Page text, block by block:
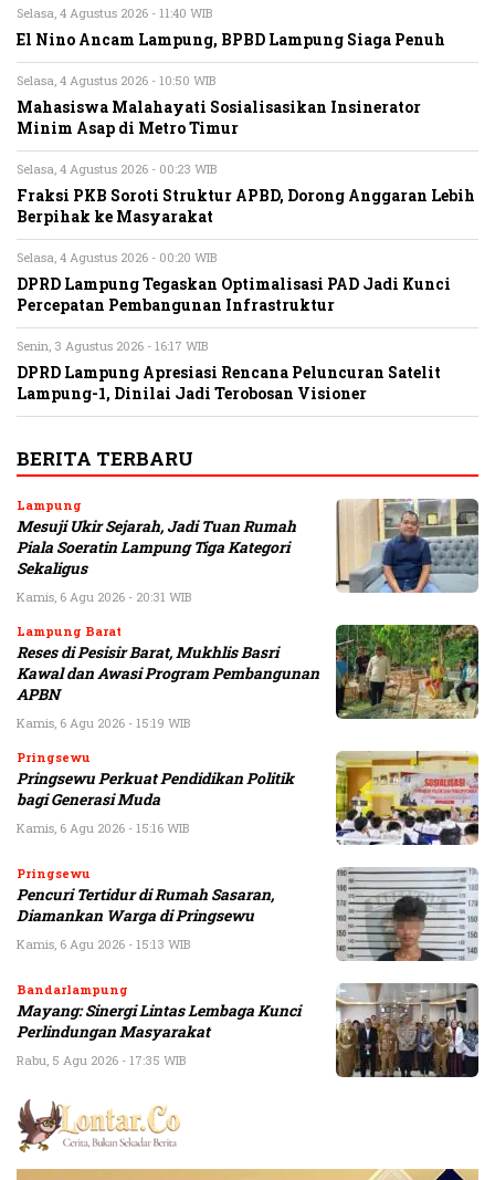
Selasa, 4 Agustus 2026 - 11:40 WIB
El Nino Ancam Lampung, BPBD Lampung Siaga Penuh
Selasa, 4 Agustus 2026 - 10:50 WIB
Mahasiswa Malahayati Sosialisasikan Insinerator
Minim Asap di Metro Timur
Selasa, 4 Agustus 2026 - 00:23 WIB
Fraksi PKB Soroti Struktur APBD, Dorong Anggaran Lebih
Berpihak ke Masyarakat
Selasa, 4 Agustus 2026 - 00:20 WIB
DPRD Lampung Tegaskan Optimalisasi PAD Jadi Kunci
Percepatan Pembangunan Infrastruktur
Senin, 3 Agustus 2026 - 16:17 WIB
DPRD Lampung Apresiasi Rencana Peluncuran Satelit
Lampung-1, Dinilai Jadi Terobosan Visioner
BERITA TERBARU
Lampung
Mesuji Ukir Sejarah, Jadi Tuan Rumah
Piala Soeratin Lampung Tiga Kategori
Sekaligus
Kamis, 6 Agu 2026 - 20:31 WIB
Lampung Barat
Reses di Pesisir Barat, Mukhlis Basri
Kawal dan Awasi Program Pembangunan
APBN
Kamis, 6 Agu 2026 - 15:19 WIB
Pringsewu
Pringsewu Perkuat Pendidikan Politik
bagi Generasi Muda
Kamis, 6 Agu 2026 - 15:16 WIB
Pringsewu
Pencuri Tertidur di Rumah Sasaran,
Diamankan Warga di Pringsewu
Kamis, 6 Agu 2026 - 15:13 WIB
Bandarlampung
Mayang: Sinergi Lintas Lembaga Kunci
Perlindungan Masyarakat
Rabu, 5 Agu 2026 - 17:35 WIB